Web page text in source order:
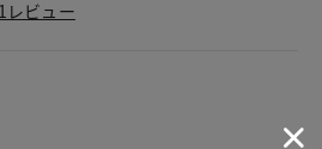
1レビュー